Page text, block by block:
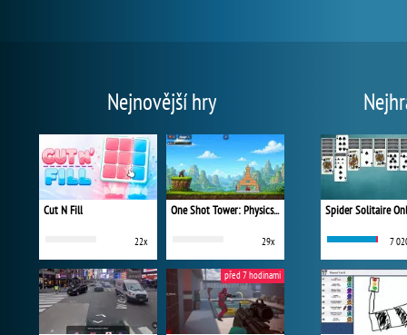
Nejnovější hry
Cut N Fill
22x
One Shot Tower: Physics Destroyer
29x
před 7 hodinami
Spider Solitaire
7